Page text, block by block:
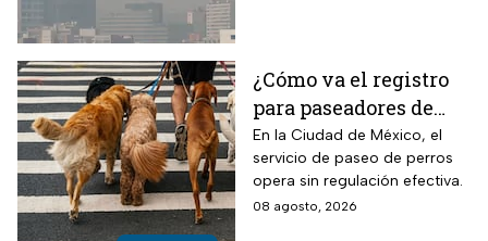
¿Cómo va el registro
para paseadores de
perros?
En la Ciudad de México, el
servicio de paseo de perros
opera sin regulación efectiva.
08 agosto, 2026